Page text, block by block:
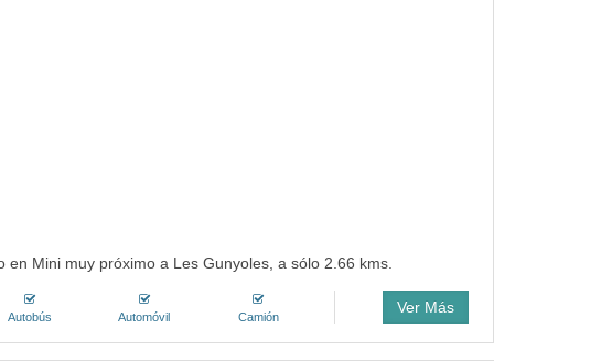
en Mini muy próximo a Les Gunyoles, a sólo 2.66 kms.
Autobús Automóvil Camión
Ver Más